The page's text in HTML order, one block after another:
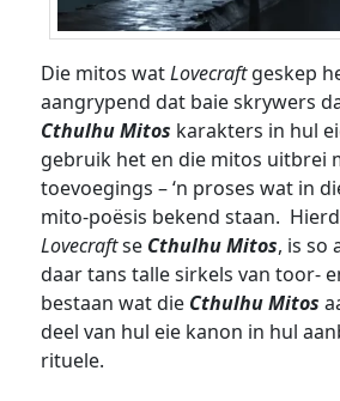
Die mitos watLovecraftgeskep
aangrypend dat baie skrywers
Cthulhu Mitos karakters in hul
gebruik het en die mitos uitbrei
toevoegings – ‘n proses wat in
mito-poësis bekend staan.
Lovecraftse Cthulhu Mitos, is so
daar tans talle sirkels van toor-
bestaan wat die Cthulhu Mitos
deel van hul eie kanon in hul
rituele.